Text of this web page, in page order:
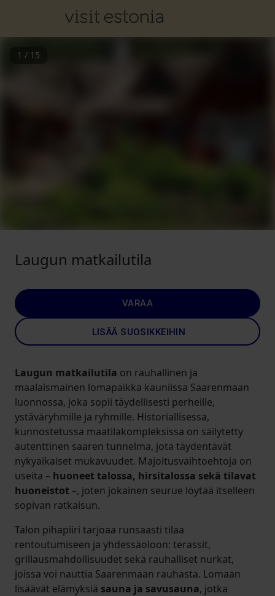
1 / 15
Laugun matkailutila
VARAA
LISÄÄ SUOSIKKEIHIN
Laugun matkailutila on rauhallinen ja
maalaismainen lomapaikka kauniissa Saarenmaan
luonnossa, joka sopii täydellisesti perheille,
ystäväryhmille ja ryhmille. Historiallisessa,
kunnostetussa maatilakompleksissa on säilytetty
autenttinen saaren tunnelma, jota täydentävät
nykyaikaiset mukavuudet. Majoitusvaihtoehtoja on
useita – huoneet talossa, hirsitalossa sekä tilavat
huoneistot –, joten jokainen seurue löytää itselleen
sopivan ratkaisun.
Talon pihapiiri tarjoaa runsaasti tilaa
rentoutumiseen ja yhdessäoloon: terassit,
grillausmahdollisuudet sekä rauhalliset nurkat,
joissa voi nauttia Saarenmaan rauhasta. Lomaan
lisäävät elämyksiä sauna ja savusauna, jotka